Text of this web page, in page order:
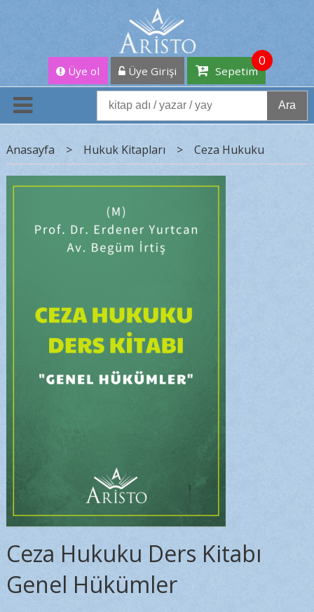
Üye ol Üye Girişi Sepetim
0
Ara
Anasayfa > Hukuk Kitapları > Ceza Hukuku
Ceza Hukuku Ders Kitabı
Genel Hükümler